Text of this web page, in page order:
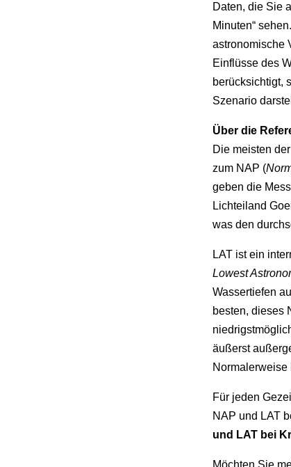
Daten, die Sie
Minuten“
astronomische
Einflüsse des
berücksichtigt,
Szenario
Über die
Die meisten
zum NAP (
geben die
Lichteiland
was den
LAT ist ein
Lowest
Wassertiefen
besten, dieses
äußerst
Normalerweise
Für jeden
NAP und LAT
und LAT bei
Möchten Sie